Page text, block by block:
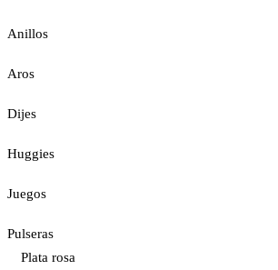
Anillos
Aros
Dijes
Huggies
Juegos
Pulseras
Plata rosa